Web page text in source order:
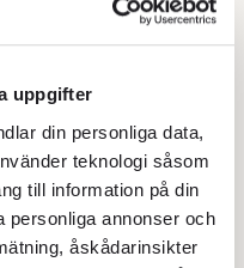
uppgifter
din personliga data,
teknologi såsom
till information på din
personliga annonser och
åskådarinsikter
bröstet, ty detta
Här
»Men inte varje
visa mig. Men jag